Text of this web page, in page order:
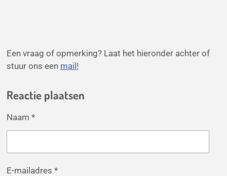
Een vraag of opmerking? Laat het hieronder achter of
stuur ons een mail!
Reactie plaatsen
Naam *
E-mailadres *